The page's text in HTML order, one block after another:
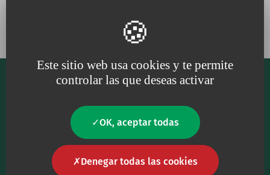
Este sitio web usa cookies y te permite
controlar las que deseas activar
OK, aceptar todas
Denegar todas las cookies
Nuestro principal objetivo es proporcionar al
personal sanitario productos sanitarios de la